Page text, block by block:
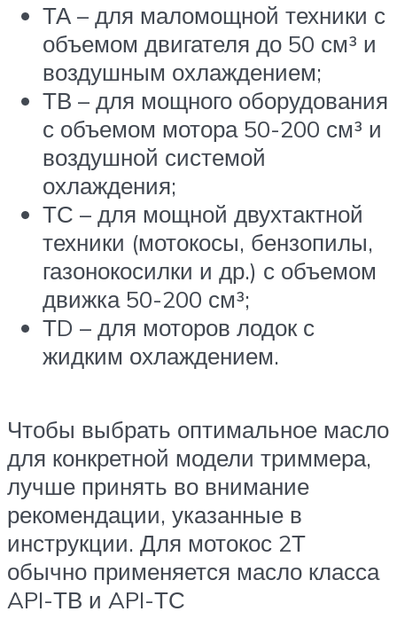
ТА – для маломощной техники с
объемом двигателя до 50 см³ и
воздушным охлаждением;
ТВ – для мощного оборудования
с объемом мотора 50-200 см³ и
воздушной системой
охлаждения;
ТС – для мощной двухтактной
техники (мотокосы, бензопилы,
газонокосилки и др.) с объемом
движка 50-200 см³;
ТD – для моторов лодок с
жидким охлаждением.
Чтобы выбрать оптимальное масло
для конкретной модели триммера,
лучше принять во внимание
рекомендации, указанные в
инструкции. Для мотокос 2Т
обычно применяется масло класса
API-ТВ и API-ТС